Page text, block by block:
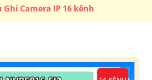
Ghi Camera IP 16 kênh